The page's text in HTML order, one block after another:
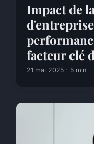
Impact de
facteur clé
21 mai 2025 · 5 min